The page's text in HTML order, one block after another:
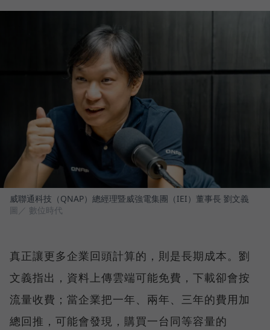
威聯通科技（QNAP）總經理暨威強電集團（IEI）董事長 劉文義
圖／ 數位時代
真正讓更多企業回頭計算的，則是長期成本。劉
文義指出，資料上傳雲端可能免費，下載卻會按
流量收費；當企業把一年、兩年、三年的費用加
總回推，可能會發現，購買一台同等容量的